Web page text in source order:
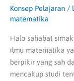
Konsep Pelajaran /
matematika
Halo sahabat
ilmu matematika
berpikir yang sah
mencakup studi